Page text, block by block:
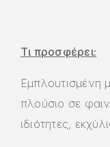
Τι προσφέρει:
Εμπλουτισμένη
πλούσιο σε
ιδιότητες,